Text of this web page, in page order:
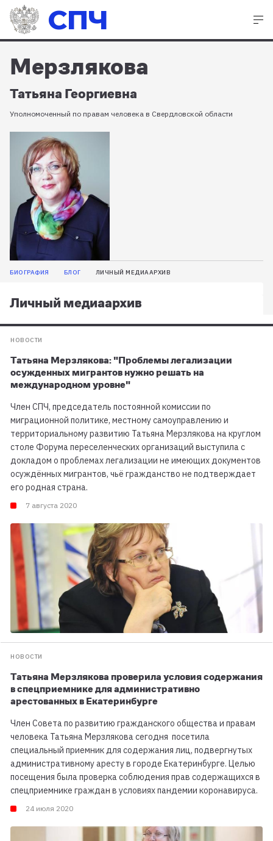
СПЧ
Мерзлякова
Татьяна Георгиевна
Уполномоченный по правам человека в Свердловской области
БИОГРАФИЯ БЛОГ ЛИЧНЫЙ МЕДИААРХИВ
Личный медиаархив
НОВОСТИ
Татьяна Мерзлякова: "Проблемы легализации
осужденных мигрантов нужно решать на
международном уровне"
Член СПЧ, председатель постоянной комиссии по
миграционной политике, местному самоуправлению и
территориальному развитию Татьяна Мерзлякова на круглом
столе Форума переселенческих организаций выступила с
докладом о проблемах легализации не имеющих документов
осуждённых мигрантов, чьё гражданство не подтверждает
его родная страна.
7 августа 2020
НОВОСТИ
Татьяна Мерзлякова проверила условия содержания
в спецприемнике для административно
арестованных в Екатеринбурге
Член Совета по развитию гражданского общества и правам
человека Татьяна Мерзлякова сегодня посетила
специальный приемник для содержания лиц, подвергнутых
административному аресту в городе Екатеринбурге. Целью
посещения была проверка соблюдения прав содержащихся в
спецприемнике граждан в условиях пандемии коронавируса.
24 июля 2020